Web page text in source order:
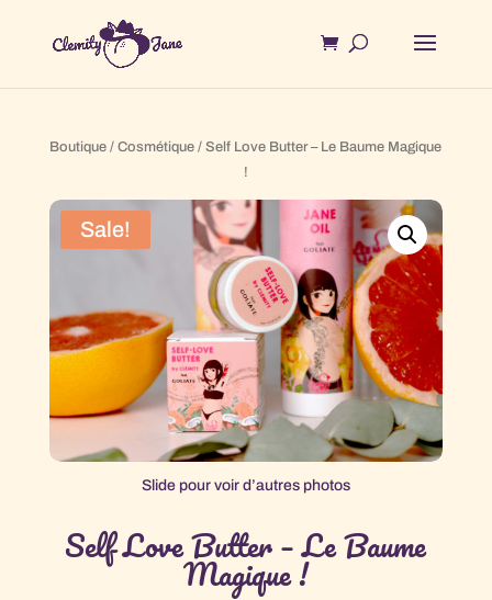
Boutique /Cosmétique / Self Love Butter – Le Baume Magique
!
Sale!
Slide pour voir d’autres photos
Self Love Butter – Le Baume
Magique !